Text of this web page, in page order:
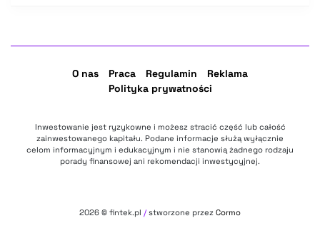
O nas Praca Regulamin
Reklama
Polityka prywatności
Inwestowanie jest ryzykowne i możesz stracić część lub całość
zainwestowanego kapitału. Podane informacje służą wyłącznie
celom informacyjnym i edukacyjnym i nie stanowią żadnego rodzaju
porady finansowej ani rekomendacji inwestycyjnej.
2026 © fintek.pl / stworzone przez Cormo